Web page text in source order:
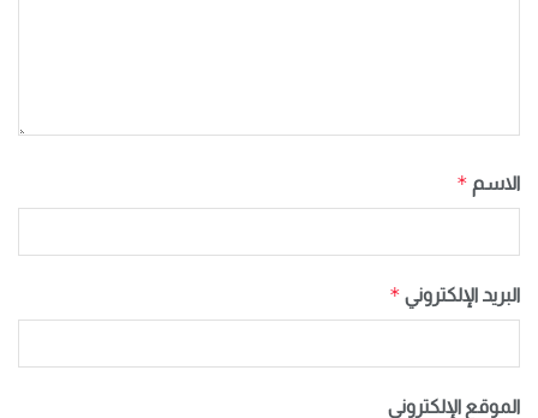
الاسم *
البريد الإلكتروني *
الموقع الإلكتروني